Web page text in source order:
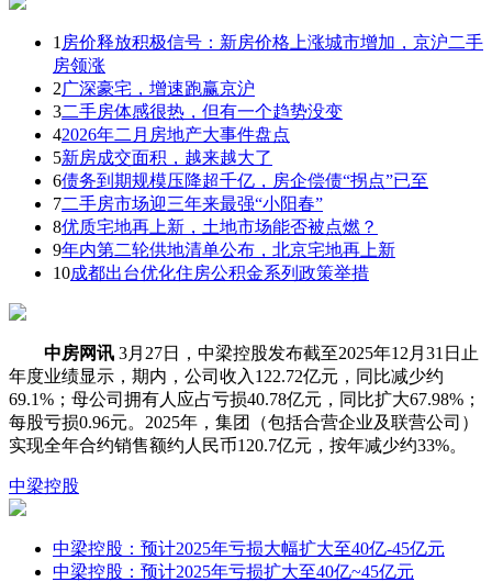
1 房价释放积极信号：新房价格上涨城市增加，京沪二手
房领涨
2广深豪宅，增速跑赢京沪
3二手房体感很热，但有一个趋势没变
42026年二月房地产大事件盘点
5新房成交面积，越来越大了
6债务到期规模压降超千亿，房企偿债“拐点”已至
7二手房市场迎三年来最强“小阳春”
8优质宅地再上新，土地市场能否被点燃？
9年内第二轮供地清单公布，北京宅地再上新
10成都出台优化住房公积金系列政策举措
中房网讯 3月27日，中梁控股发布截至2025年12月31日止
年度业绩显示，期内，公司收入122.72亿元，同比减少约
69.1%；母公司拥有人应占亏损40.78亿元，同比扩大67.98%；
每股亏损0.96元。2025年，集团（包括合营企业及联营公司）
实现全年合约销售额约人民币120.7亿元，按年减少约33%。
中梁控股
中梁控股：预计2025年亏损大幅扩大至40亿-45亿元
中梁控股：预计2025年亏损扩大至40亿~45亿元